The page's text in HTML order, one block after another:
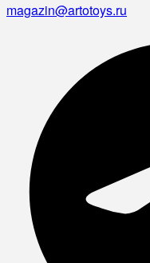
magazin@artotoys.ru